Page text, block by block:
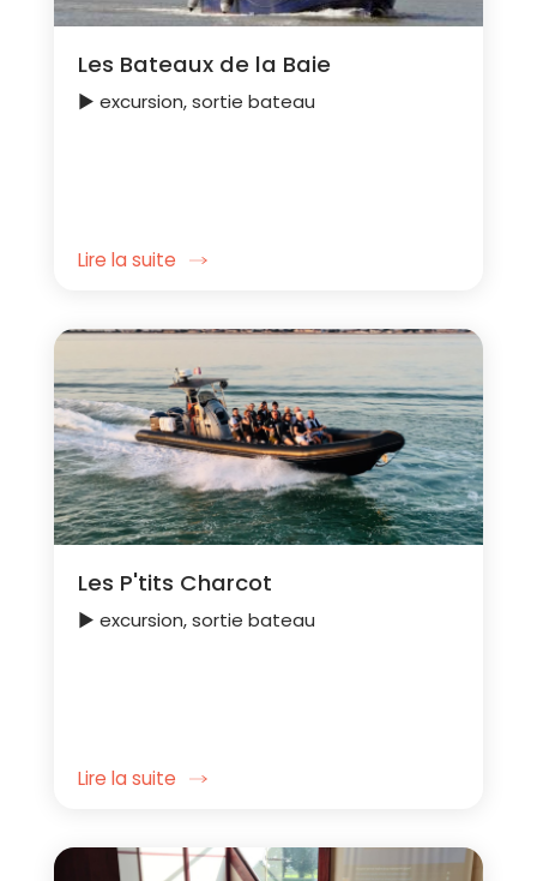
Les Bateaux de la Baie
► excursion, sortie bateau
Lire la suite
Les P'tits Charcot
► excursion, sortie bateau
Lire la suite